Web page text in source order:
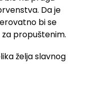
Da je
bi se
propuštenim.